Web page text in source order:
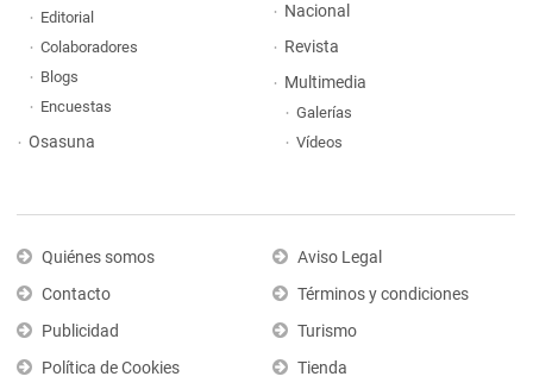
Editorial
Colaboradores
Blogs
Encuestas
Osasuna
Nacional
Revista
Multimedia
Galerías
Vídeos
Quiénes somos
Contacto
Publicidad
Política de Cookies
Aviso Legal
Términos y condiciones
Turismo
Tienda